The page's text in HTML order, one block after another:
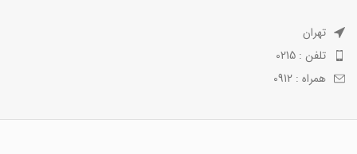
تهران
تلفن : 0215
همراه : 0912